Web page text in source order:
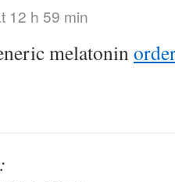
12 h 59 min
melatonin